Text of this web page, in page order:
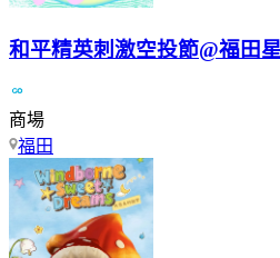
和平精英刺激空投節@福田
商場
福田